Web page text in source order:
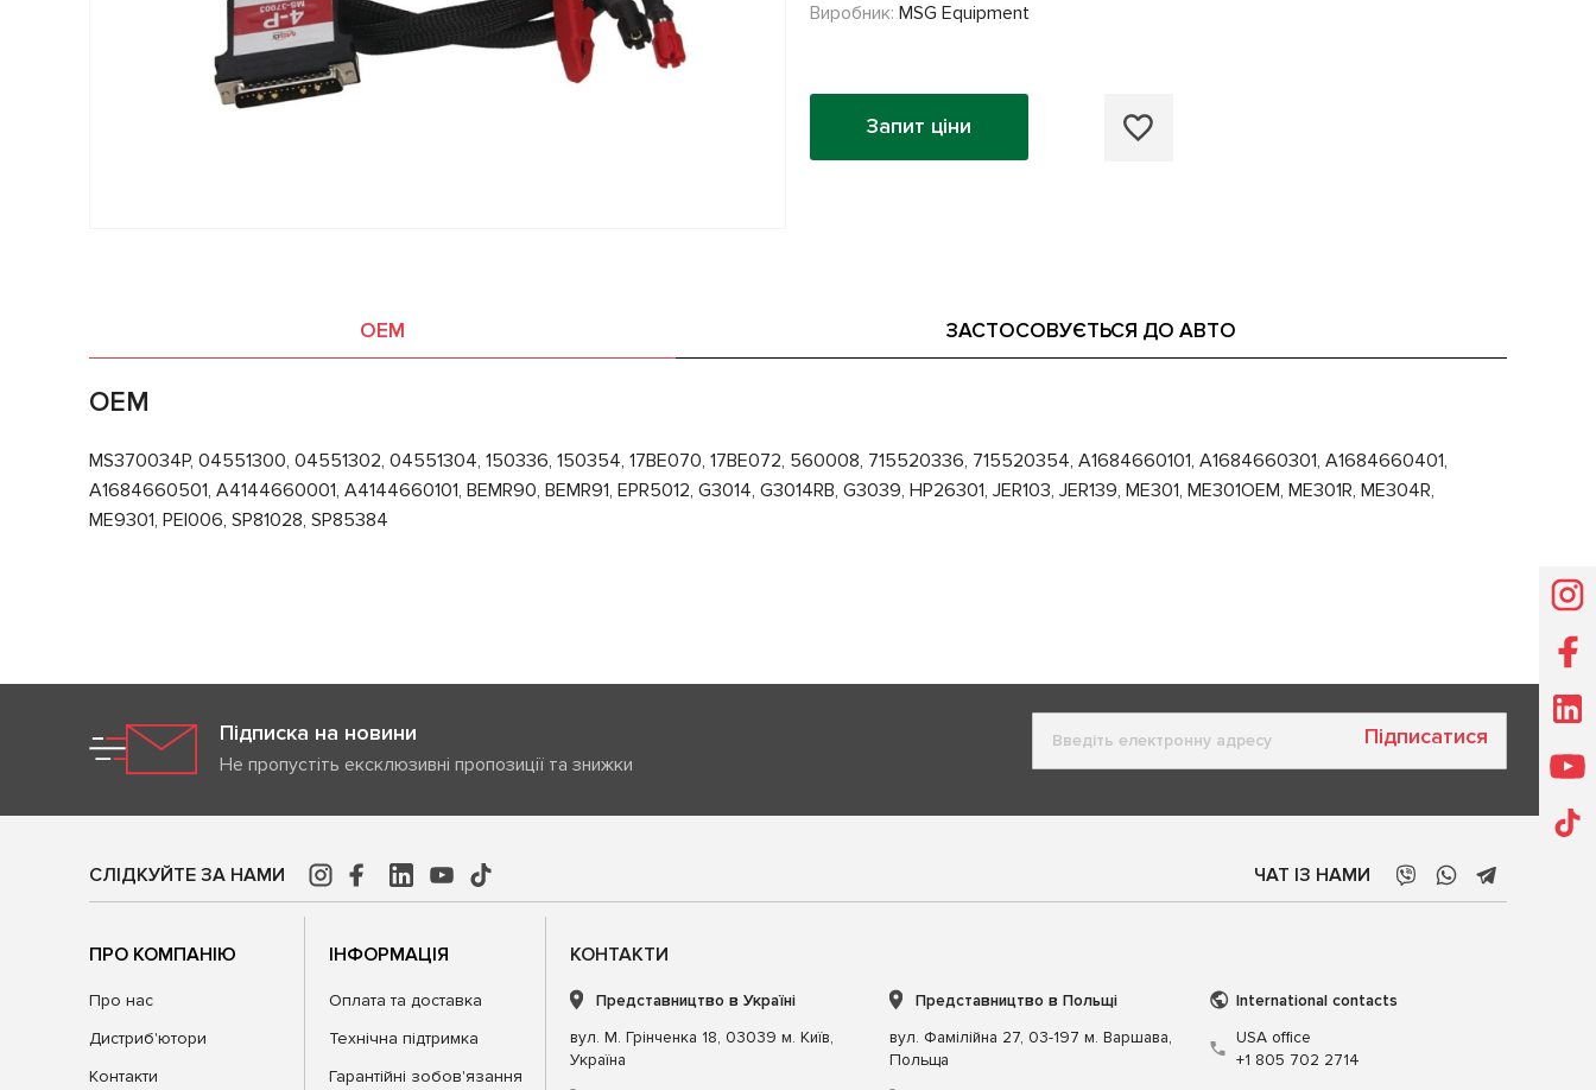
Виробник: MSG Equipment
Запит ціни
OEM ЗАСТОСОВУЄТЬСЯ ДО АВТО
OEM
MS370034P, 04551300, 04551302, 04551304, 150336, 150354, 17BE070, 17BE072, 560008, 715520336, 715520354, A1684660101, A1684660301, A1684660401,
A1684660501, A4144660001, A4144660101, BEMR90, BEMR91, EPR5012, G3014, G3014RB, G3039, HP26301, JER103, JER139, ME301, ME301OEM, ME301R, ME304R,
ME9301, PEI006, SP81028, SP85384
Підписка на новини
Не пропустіть ексклюзивні пропозиції та знижки
Підписатися
СЛІДКУЙТЕ ЗА НАМИ ЧАТ ІЗ НАМИ
ПРО КОМПАНІЮ
Про нас
Дистриб'ютори
Контакти
ІНФОРМАЦІЯ
Оплата та доставка
Технічна підтримка
Гарантійні зобов'язання
КОНТАКТИ
Представництво в Україні
вул. М. Грінченка 18, 03039 м. Київ,
Україна
Представництво в Польщі
вул. Фамілійна 27, 03-197 м. Варшава,
Польща
International contacts
USA office
+1 805 702 2714